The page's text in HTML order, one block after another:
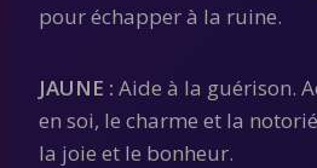
pour échapper à la ruine.
JAUNE : Aide à la guérison.
en soi, le charme et la
la joie et le bonheur.